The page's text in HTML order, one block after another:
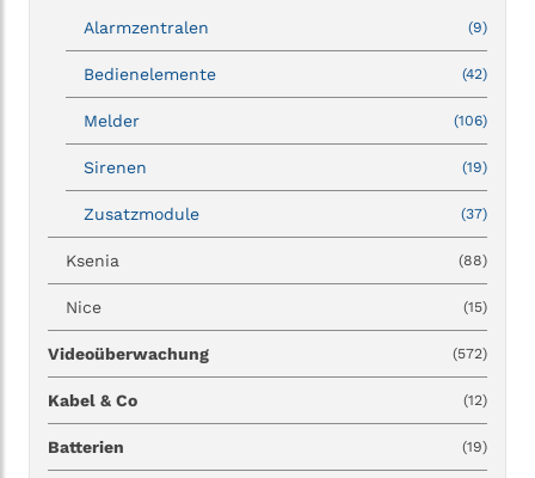
Alarmzentralen (9)
Bedienelemente (42)
Melder (106)
Sirenen (19)
Zusatzmodule (37)
Ksenia (88)
Nice (15)
Videoüberwachung (572)
Kabel & Co (12)
Batterien (19)